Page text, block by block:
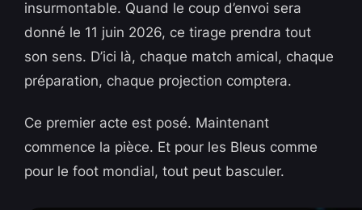
insurmontable. Quand le coup d’envoi sera
donné le 11 juin 2026, ce tirage prendra tout
son sens. D’ici là, chaque match amical, chaque
préparation, chaque projection comptera.
Ce premier acte est posé. Maintenant
commence la pièce. Et pour les Bleus comme
pour le foot mondial, tout peut basculer.